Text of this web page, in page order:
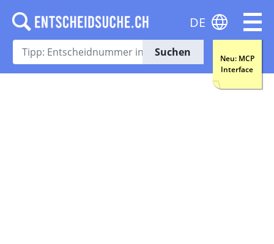
Suchen
Neu: MCP
Interface
DE